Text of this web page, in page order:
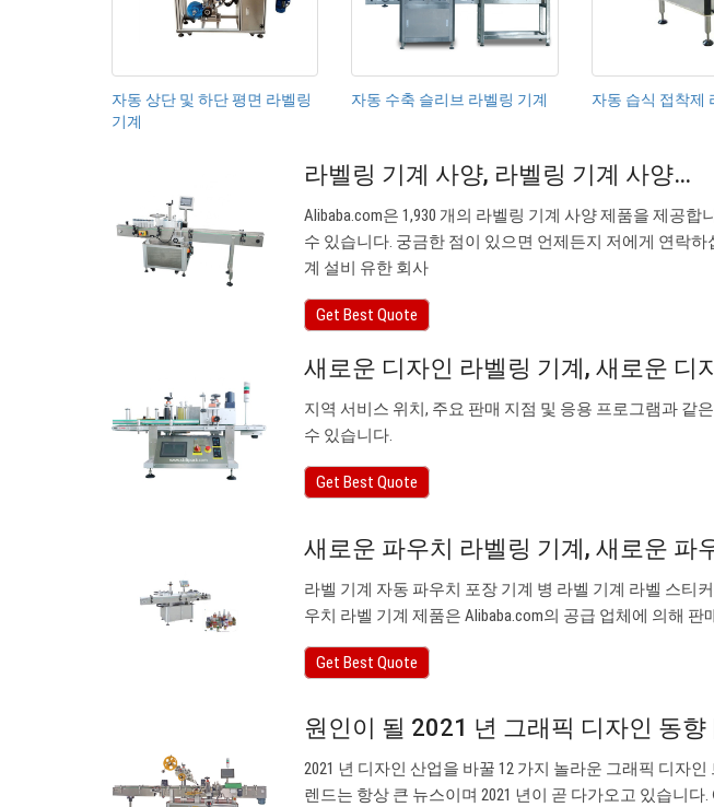
자동 상단 및 하단 평면 라벨링
기계
자동 수축 슬리브 라벨링 기계 자동 습식 접착제
라벨링 기계 사양, 라벨링 기계 사양…
Alibaba.com은 1,930 개의 라벨링 기계 사양 제품을 제공
수 있습니다. 궁금한 점이 있으면 언제든지 저에게 연락하
계 설비 유한 회사
Get Best Quote
새로운 디자인 라벨링 기계, 새로운 디
지역 서비스 위치, 주요 판매 지점 및 응용 프로그램과 같
수 있습니다.
Get Best Quote
새로운 파우치 라벨링 기계, 새로운 파
라벨 기계 자동 파우치 포장 기계 병 라벨 기계 라벨 스티
우치 라벨 기계 제품은 Alibaba.com의 공급 업체에 의해 판
Get Best Quote
원인이 될 2021 년 그래픽 디자인 동
2021 년 디자인 산업을 바꿀 12 가지 놀라운 그래픽 디자
렌드는 항상 큰 뉴스이며 2021 년이 곧 다가오고 있습니